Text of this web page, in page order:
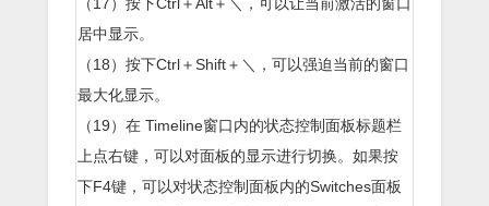
居中显示。
（18）按下Ctrl＋Shift＋＼，可以强迫当前的窗口
最大化显示。
（19）在 Timeline窗口内的状态控制面板标题栏
上点右键，可以对面板的显示进行切换。如果按
下F4键，可以对状态控制面板内的Switches面板